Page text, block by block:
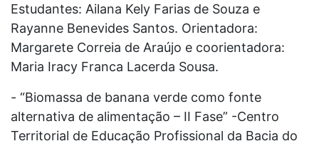
Estudantes: Ailana Kely Farias de Souza e
Rayanne Benevides Santos. Orientadora:
Margarete Correia de Araújo e coorientadora:
Maria Iracy Franca Lacerda Sousa.
- “Biomassa de banana verde como fonte
alternativa de alimentação – II Fase” -Centro
Territorial de Educação Profissional da Bacia do